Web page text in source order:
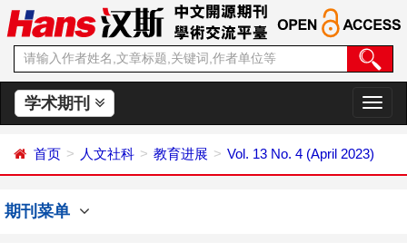
学术期刊
切
换
航
首页 人文社科 教育进展 Vol. 13 No. 4 (April 2023)
期刊菜单